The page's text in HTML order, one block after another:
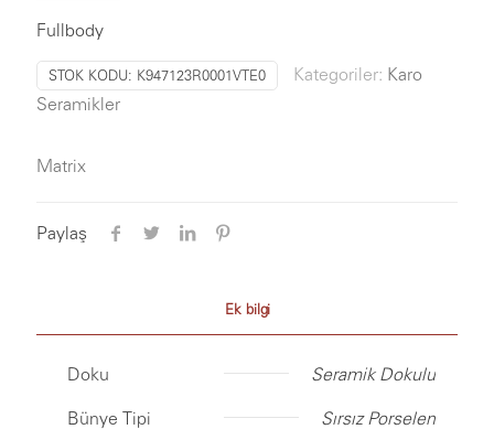
Fullbody
STOK KODU: K947123R0001VTE0 Kategoriler: Karo
Seramikler
Matrix
Paylaş
Ek bilgi
Doku Seramik Dokulu
Bünye Tipi Sırsız Porselen